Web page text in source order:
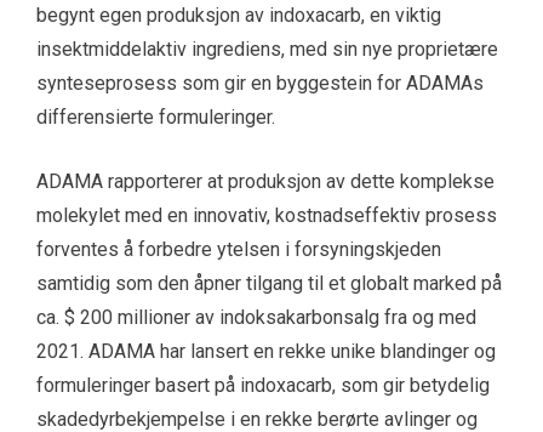
begynt egen produksjon av indoxacarb, en viktig
insektmiddelaktiv ingrediens, med sin nye proprietære
synteseprosess som gir en byggestein for ADAMAs
differensierte formuleringer.
ADAMA rapporterer at produksjon av dette komplekse
molekylet med en innovativ, kostnadseffektiv prosess
forventes å forbedre ytelsen i forsyningskjeden
samtidig som den åpner tilgang til et globalt marked på
ca. $ 200 millioner av indoksakarbonsalg fra og med
2021. ADAMA har lansert en rekke unike blandinger og
formuleringer basert på indoxacarb, som gir betydelig
skadedyrbekjempelse i en rekke berørte avlinger og